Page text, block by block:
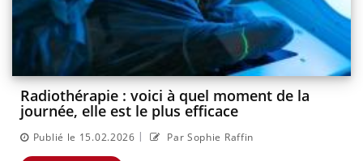
Radiothérapie : voici à quel moment de la
journée, elle est le plus efficace
Publié le 15.02.2026 | Par Sophie Raffin